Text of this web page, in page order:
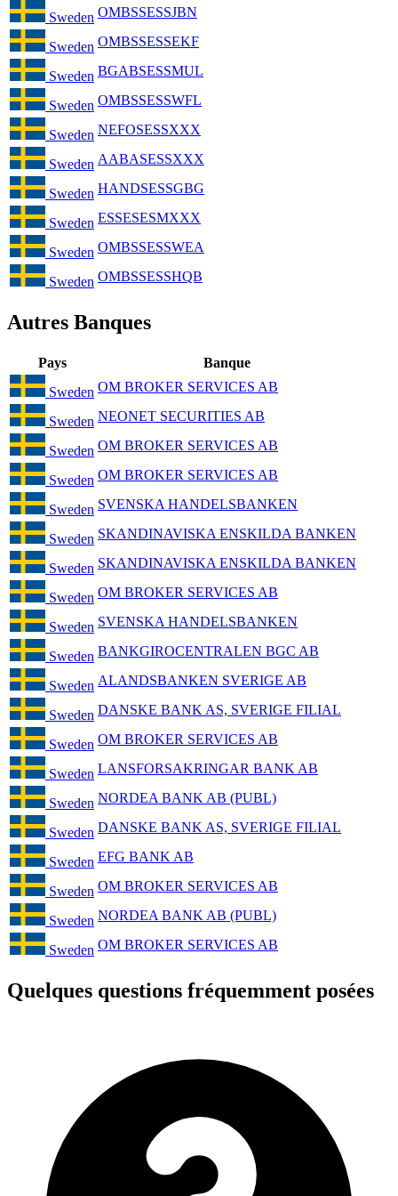
Sweden OMBSSESSJBN
Sweden OMBSSESSEKF
Sweden BGABSESSMUL
Sweden OMBSSESSWFL
Sweden NEFOSESSXXX
Sweden AABASESSXXX
Sweden HANDSESSGBG
Sweden ESSESESMXXX
Sweden OMBSSESSWEA
Sweden OMBSSESSHQB
Autres Banques
Pays
Banque
Sweden OM BROKER SERVICES AB
Sweden NEONET SECURITIES AB
Sweden OM BROKER SERVICES AB
Sweden OM BROKER SERVICES AB
Sweden SVENSKA HANDELSBANKEN
Sweden SKANDINAVISKA ENSKILDA BANKEN
Sweden SKANDINAVISKA ENSKILDA BANKEN
Sweden OM BROKER SERVICES AB
Sweden SVENSKA HANDELSBANKEN
Sweden BANKGIROCENTRALEN BGC AB
Sweden ALANDSBANKEN SVERIGE AB
Sweden DANSKE BANK AS, SVERIGE FILIAL
Sweden OM BROKER SERVICES AB
Sweden LANSFORSAKRINGAR BANK AB
Sweden NORDEA BANK AB (PUBL)
Sweden DANSKE BANK AS, SVERIGE FILIAL
Sweden EFG BANK AB
Sweden OM BROKER SERVICES AB
Sweden NORDEA BANK AB (PUBL)
Sweden OM BROKER SERVICES AB
Quelques questions fréquemment posées